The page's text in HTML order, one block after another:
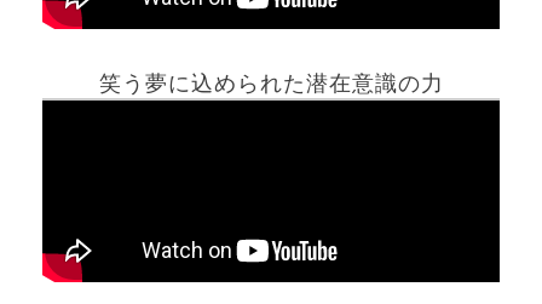
笑う夢に込められた潜在意識の力